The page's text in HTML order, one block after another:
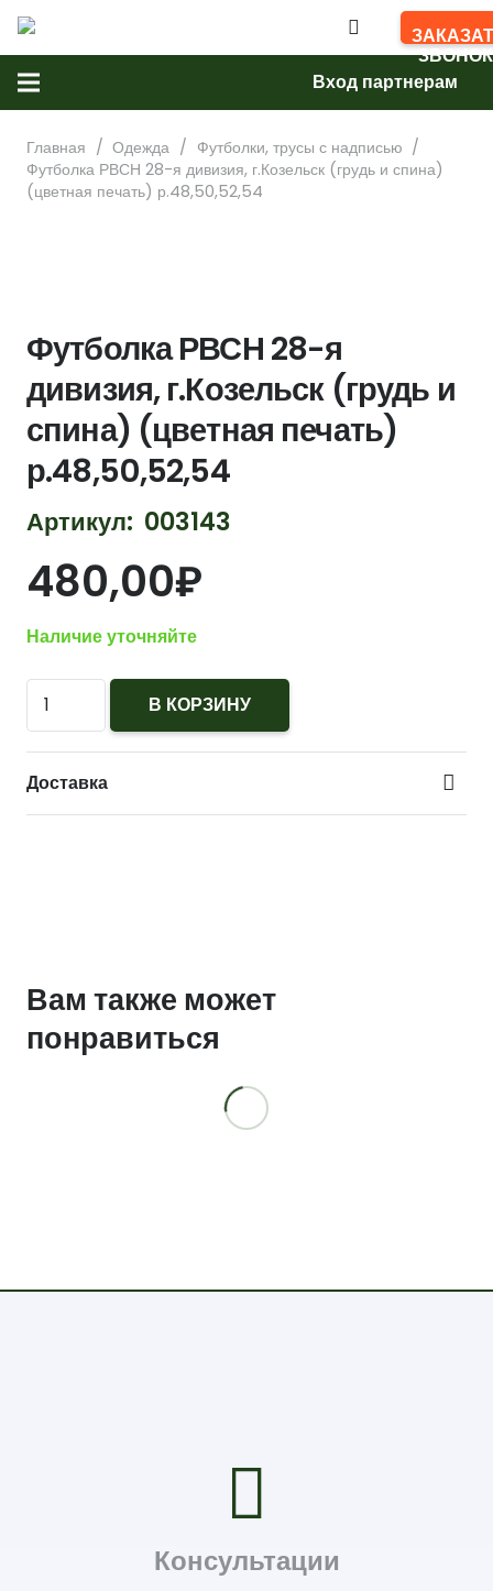
ЗВОНОК
Вход партнерам
Главная / Одежда / Футболки, трусы с надписью /
Футболка РВСН 28-я дивизия, г.Козельск (грудь и спина)
(цветная печать) р.48,50,52,54
Футболка РВСН 28-я
дивизия, г.Козельск (грудь и
спина) (цветная печать)
р.48,50,52,54
Артикул: 003143
480,00₽
Наличие уточняйте
Количество
Футболка
РВСН
28-
я
(цветная
печать)
р.48,50,52,54
В КОРЗИНУ
Доставка
Вам также может
понравиться
Консультации